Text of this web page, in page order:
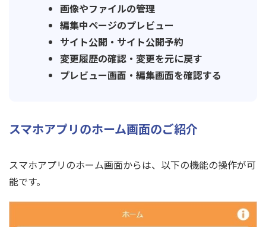
画像やファイルの管理
編集中ページのプレビュー
サイト公開・サイト公開予約
変更履歴の確認・変更を元に戻す
プレビュー画面・編集画面を確認する
スマホアプリのホーム画面のご紹介
スマホアプリのホーム画面からは、以下の機能の操作が可
能です。